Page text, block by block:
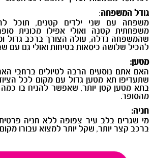
גודל המשפחה:
משפחה עם שני ילדים קטנים, תוכל
משפחתית קטנה ואולי אפילו מכונית
שהמשפחה גדלה, עולה הצורך ברכב גדול
להכיל שלושה כיסאות בטיחות ואולי גם עם
מטען:
האם אתם נוסעים הרבה לטיולים ברחבי
שתעדיפו תא מטען גדול עם מקום לכל
בתא מטען קטן יותר, שאפשר להניח בו כמה
מהסופר.
חניה:
מי שגרים בלב עיר צפופה ללא חניה
ברכב קצר יותר, שקל יותר למצוא עבורו